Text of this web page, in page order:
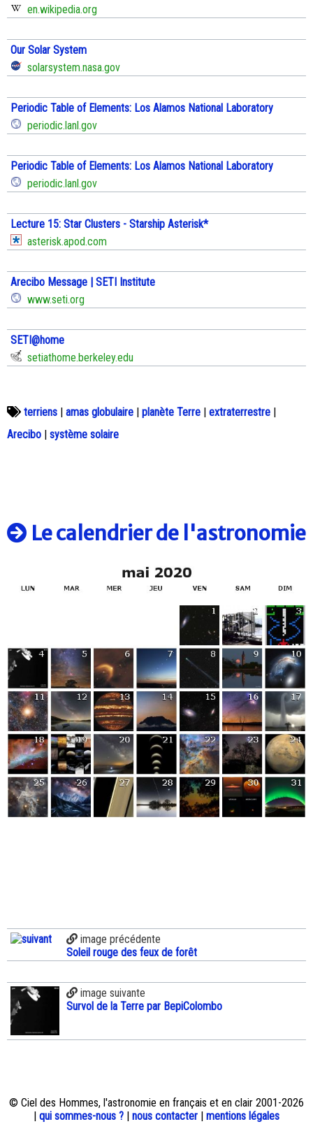
en.wikipedia.org
Our Solar System
solarsystem.nasa.gov
Periodic Table of Elements: Los Alamos National Laboratory
periodic.lanl.gov
Periodic Table of Elements: Los Alamos National Laboratory
periodic.lanl.gov
Lecture 15: Star Clusters - Starship Asterisk*
asterisk.apod.com
Arecibo Message | SETI Institute
www.seti.org
SETI@home
setiathome.berkeley.edu
terriens amas globulaire planète Terre extraterrestre
Arecibo
système solaire
Le calendrier de l'astronomie
image précédente
Soleil rouge des feux de forêt
image suivante
Survol de la Terre par BepiColombo
© Ciel des Hommes, l'astronomie en français et en clair 2001-2026
qui sommes-nous ? nous contacter mentions légales